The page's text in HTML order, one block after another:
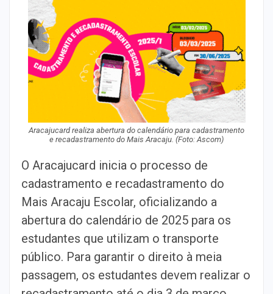
Aracajucard realiza abertura do calendário para cadastramento
e recadastramento do Mais Aracaju. (Foto: Ascom)
O Aracajucard inicia o processo de
cadastramento e recadastramento do
Mais Aracaju Escolar, oficializando a
abertura do calendário de 2025 para os
estudantes que utilizam o transporte
público. Para garantir o direito à meia
passagem, os estudantes devem realizar o